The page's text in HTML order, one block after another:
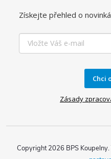
Získejte přehled o
Chci
Zásady
Copyright 2026 BPS Koupelny